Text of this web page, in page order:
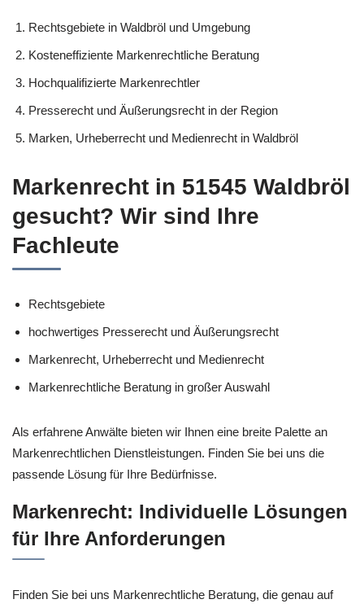
Rechtsgebiete in Waldbröl und Umgebung
Kosteneffiziente Markenrechtliche Beratung
Hochqualifizierte Markenrechtler
Presserecht und Äußerungsrecht in der Region
Marken, Urheberrecht und Medienrecht in Waldbröl
Markenrecht in 51545 Waldbröl
gesucht? Wir sind Ihre
Fachleute
Rechtsgebiete
hochwertiges Presserecht und Äußerungsrecht
Markenrecht, Urheberrecht und Medienrecht
Markenrechtliche Beratung in großer Auswahl
Als erfahrene Anwälte bieten wir Ihnen eine breite Palette an
Markenrechtlichen Dienstleistungen. Finden Sie bei uns die
passende Lösung für Ihre Bedürfnisse.
Markenrecht: Individuelle Lösungen
für Ihre Anforderungen
Finden Sie bei uns Markenrechtliche Beratung, die genau auf